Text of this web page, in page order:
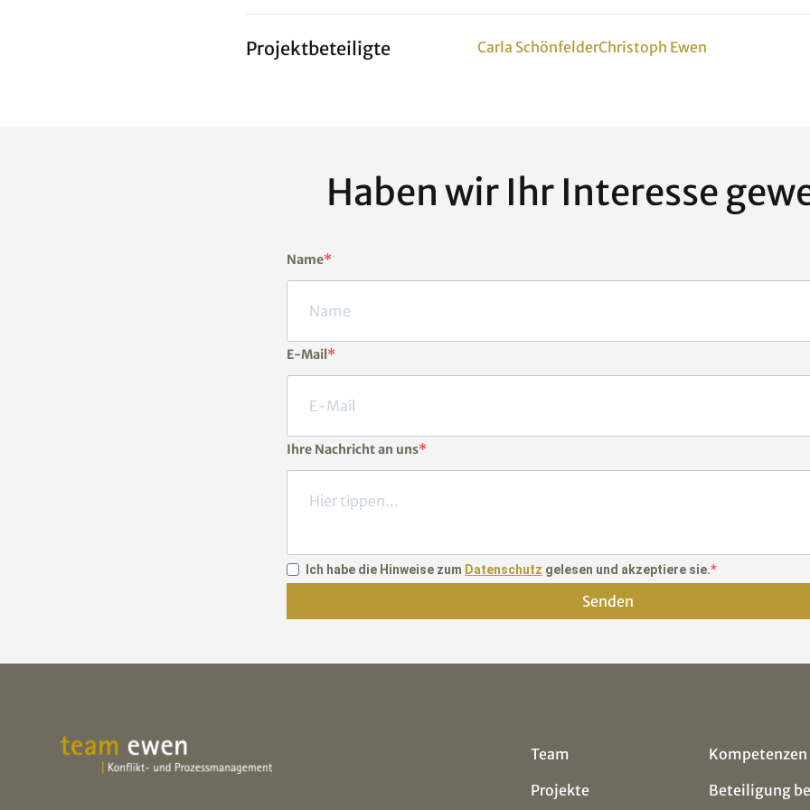
Projektbeteiligte Carla SchönfelderChristoph Ewen
Haben wir Ihr Interesse
Name
E-Mail
Ihre Nachricht an uns
Ich habe die Hinweise zum Datenschutz gelesen und akzeptiere sie.
Senden
Team
Projekte
Kompetenzen
Beteiligung